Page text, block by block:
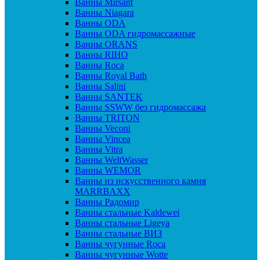
Ванны Mirsant
Ванны Niagara
Ванны ODA
Ванны ODA гидромассажные
Ванны ORANS
Ванны RIHO
Ванны Roca
Ванны Royal Bath
Ванны Salini
Ванны SANTEK
Ванны SSWW без гидромассажа
Ванны TRITON
Ванны Veconi
Ванны Vincea
Ванны Vitra
Ванны WeltWasser
Ванны WEMOR
Ванны из искусственного камня
MARRBAXX
Ванны Радомир
Ванны стальные Kaldewei
Ванны стальные Ligeya
Ванны стальные ВИЗ
Ванны чугунные Roca
Ванны чугунные Wotte